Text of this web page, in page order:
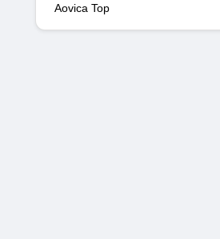
Aovica Top